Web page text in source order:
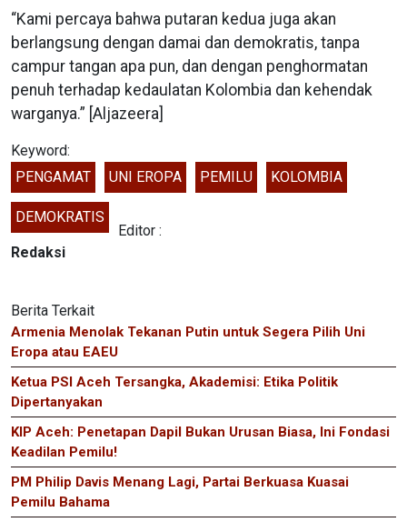
“Kami percaya bahwa putaran kedua juga akan
berlangsung dengan damai dan demokratis, tanpa
campur tangan apa pun, dan dengan penghormatan
penuh terhadap kedaulatan Kolombia dan kehendak
warganya.” [Aljazeera]
Keyword:
PENGAMAT
UNI EROPA PEMILU KOLOMBIA
DEMOKRATIS
Editor :
Redaksi
Berita Terkait
Armenia Menolak Tekanan Putin untuk Segera Pilih Uni
Eropa atau EAEU
Ketua PSI Aceh Tersangka, Akademisi: Etika Politik
Dipertanyakan
KIP Aceh: Penetapan Dapil Bukan Urusan Biasa, Ini Fondasi
Keadilan Pemilu!
PM Philip Davis Menang Lagi, Partai Berkuasa Kuasai
Pemilu Bahama